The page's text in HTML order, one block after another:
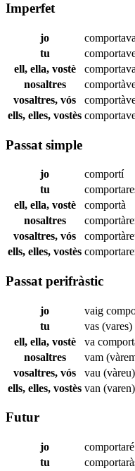
Imperfet
jo
comportava
tu
ell, ella, vostè
comportava
nosaltres
vosaltres, vós
ells, elles, vostès
Passat simple
jo
comportí
tu
ell, ella, vostè
comportà
nosaltres
vosaltres, vós
ells, elles, vostès
Passat perifràstic
jo vaig
tu
vas (vares)
ell, ella, vostè
va
nosaltres
vam
vosaltres, vós
vau (vàreu)
ells, elles, vostès van (varen)
Futur
jo
comportaré
tu